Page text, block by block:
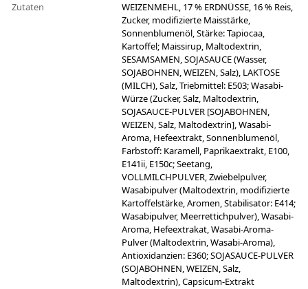
Zutaten
WEIZENMEHL, 17 % ERDNÜSSE, 16 % Reis,
Zucker, modifizierte Maisstärke,
Sonnenblumenöl, Stärke: Tapiocaa,
Kartoffel; Maissirup, Maltodextrin,
SESAMSAMEN, SOJASAUCE (Wasser,
SOJABOHNEN, WEIZEN, Salz), LAKTOSE
(MILCH), Salz, Triebmittel: E503; Wasabi-
Würze (Zucker, Salz, Maltodextrin,
SOJASAUCE-PULVER [SOJABOHNEN,
WEIZEN, Salz, Maltodextrin], Wasabi-
Aroma, Hefeextrakt, Sonnenblumenöl,
Farbstoff: Karamell, Paprikaextrakt, E100,
E141ii, E150c; Seetang,
VOLLMILCHPULVER, Zwiebelpulver,
Wasabipulver (Maltodextrin, modifizierte
Kartoffelstärke, Aromen, Stabilisator: E414;
Wasabipulver, Meerrettichpulver), Wasabi-
Aroma, Hefeextrakat, Wasabi-Aroma-
Pulver (Maltodextrin, Wasabi-Aroma),
Antioxidanzien: E360; SOJASAUCE-PULVER
(SOJABOHNEN, WEIZEN, Salz,
Maltodextrin), Capsicum-Extrakt